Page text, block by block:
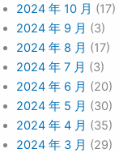
2024 年 10 月 (17)
2024 年 9 月 (3)
2024 年 8 月 (17)
2024 年 7 月 (3)
2024 年 6 月 (20)
2024 年 5 月 (30)
2024 年 4 月 (35)
2024 年 3 月 (29)